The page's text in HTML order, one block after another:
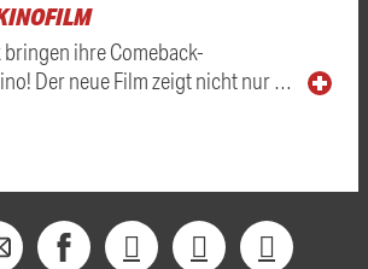
ihre Comeback-
Der neue Film zeigt nicht nur …